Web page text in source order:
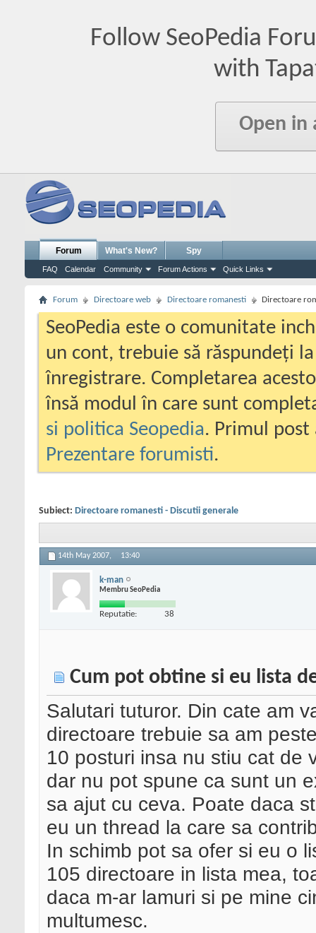
Follow SeoPedia
with
Open in
Forum
FAQ Calendar Community Forum Actions Quick Links
What's New? Spy
Forum Directoare web Directoare romanesti Directoare
SeoPedia este o comunitate
un cont, trebuie să răspundeți
înregistrare. Completarea
însă modul în care sunt
si politica Seopedia. Primul
Prezentare forumisti.
Subiect: Directoare romanesti - Discutii generale
14th May 2007, 13:40
k-man
Membru SeoPedia
Reputatie: 38
Cum pot obtine si eu lista
Salutari tuturor. Din cate am
directoare trebuie sa am
10 posturi insa nu stiu cat de
dar nu pot spune ca sunt un
sa ajut cu ceva. Poate daca
eu un thread la care sa
In schimb pot sa ofer si eu o
105 directoare in lista mea,
daca m-ar lamuri si pe mine
multumesc.